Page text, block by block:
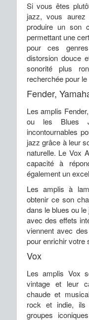
Si vous êtes
jazz, vous aurez
produire un son
permettant une
pour ces
distorsion douce
sonorité plus
recherchée pour
Fender,
Les amplis
ou les Blues
incontournables
jazz grâce à leur
naturelle. Le Vox
capacité à
également un
Les amplis à
obtenir ce son
dans le blues ou
avec des effets
viennent avec
pour enrichir votre
Vox
Les amplis Vox
vintage et leur
chaude et
rock et indie, ils
groupes